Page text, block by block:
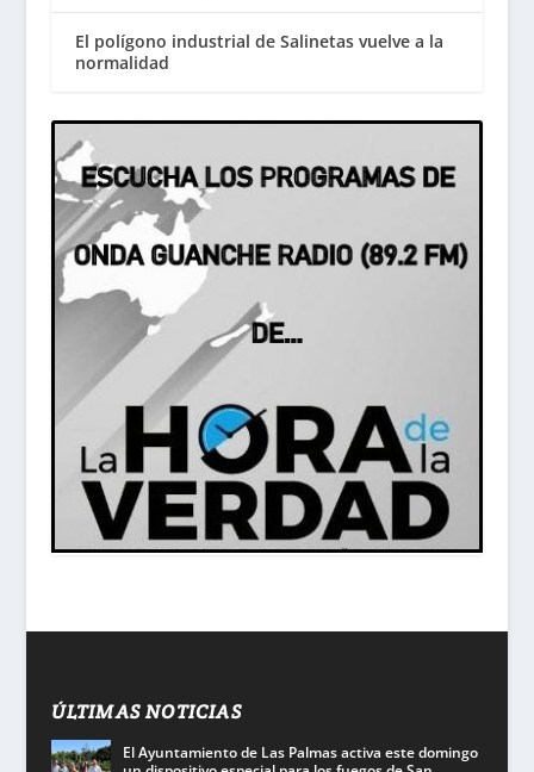
El polígono industrial de Salinetas vuelve a la
normalidad
ÚLTIMAS NOTICIAS
El Ayuntamiento de Las Palmas activa este domingo